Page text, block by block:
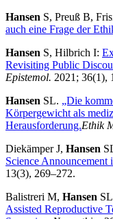
Hansen S, Preuß B,
auch eine Frage der
Hansen S, Hilbrich I:
Revisiting Public
Epistemol. 2021; 36(1),
Hansen SL. „Die
Körpergewicht als
Herausforderung.Ethik
Diekämper J, Hansen
Science Announcement
13(3), 269–272.
Balistreri M, Hansen
Assisted Reproductive